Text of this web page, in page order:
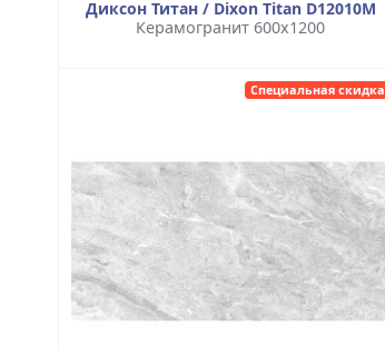
Диксон Титан / Dixon Titan D12010M
Керамогранит 600x1200
Специальная скидка